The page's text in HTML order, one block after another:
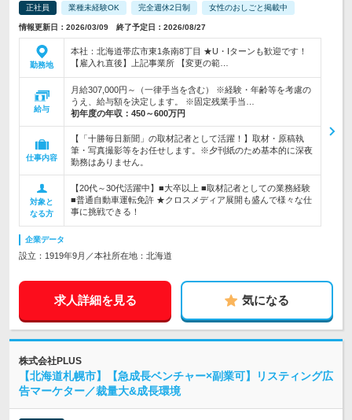
正社員 業種未経験OK 完全週休2日制 女性のおしごと掲載中
情報更新日：2026/03/09 終了予定日：2026/08/27
勤務地
本社：北海道帯広市東1条南8丁目 ★U・Iターンも歓迎です！
【雇入れ直後】上記事業所 【変更の範…
給与
月給307,000円～（一律手当を含む） ※経験・年齢等を考慮の
うえ、給与額を決定します。 ※固定残業手当…
初年度の年収： 450～600万円
仕事内容
【「十勝毎日新聞」の取材記者として活躍！】取材・原稿執
筆・写真撮影等をお任せします。※夕刊紙のため基本的に深夜
勤務はありません。
対象と
なる方
【20代～30代活躍中】■大卒以上 ■取材記者としての業務経験
■普通自動車運転免許 ★クロスメディア展開も盛んで様々な仕
事に挑戦できる！
企業データ
設立：1919年9月／本社所在地：北海道
求人詳細を見る 気になる
株式会社PLUS
【北海道札幌市】【急成長ベンチャー×副業可】リスティング広
告マーケター／裁量大&成長環境